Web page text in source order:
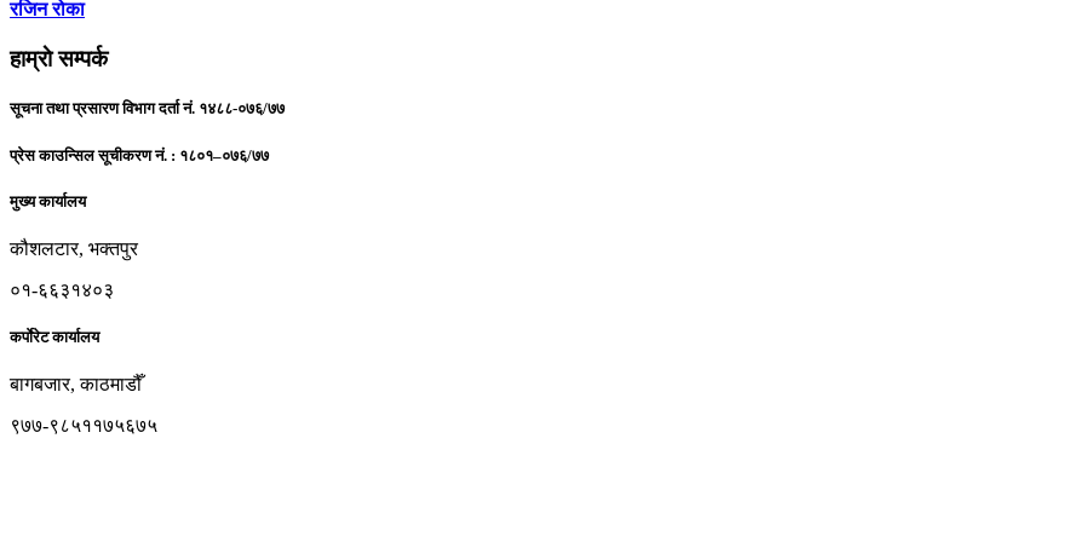
रजिन रोका
हाम्राे सम्पर्क
सूचना तथा प्रसारण विभाग दर्ता नं. १४८८-०७६/७७
प्रेस काउन्सिल सूचीकरण नं. : १८०१–०७६/७७
मुख्य कार्यालय
कौशलटार, भक्तपुर
०१-६६३१४०३
कर्पाेरेट कार्यालय
बागबजार, काठमाडौँ
९७७-९८५११७५६७५